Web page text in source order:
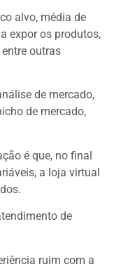
alvo, média de
expor os produtos,
outras
de mercado,
de mercado,
é que, no final
a loja virtual
de
ruim com a